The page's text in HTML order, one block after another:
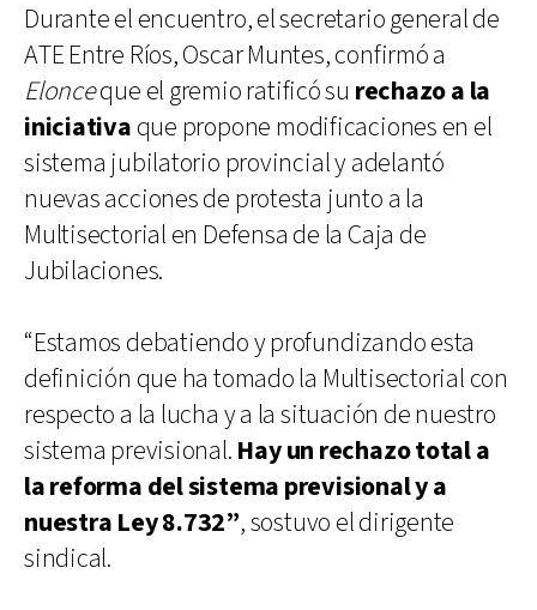
Durante el encuentro, el secretario general de
ATE Entre Ríos, Oscar Muntes, confirmó a
Elonceque el gremio ratificó su rechazo a la
iniciativa que propone modificaciones en el
sistema jubilatorio provincial y adelantó
nuevas acciones de protesta junto a la
Multisectorial en Defensa de la Caja de
Jubilaciones.
“Estamos debatiendo y profundizando esta
definición que ha tomado la Multisectorial con
respecto a la lucha y a la situación de nuestro
sistema previsional. Hay un rechazo total a
la reforma del sistema previsional y a
nuestra Ley 8.732”, sostuvo el dirigente
sindical.